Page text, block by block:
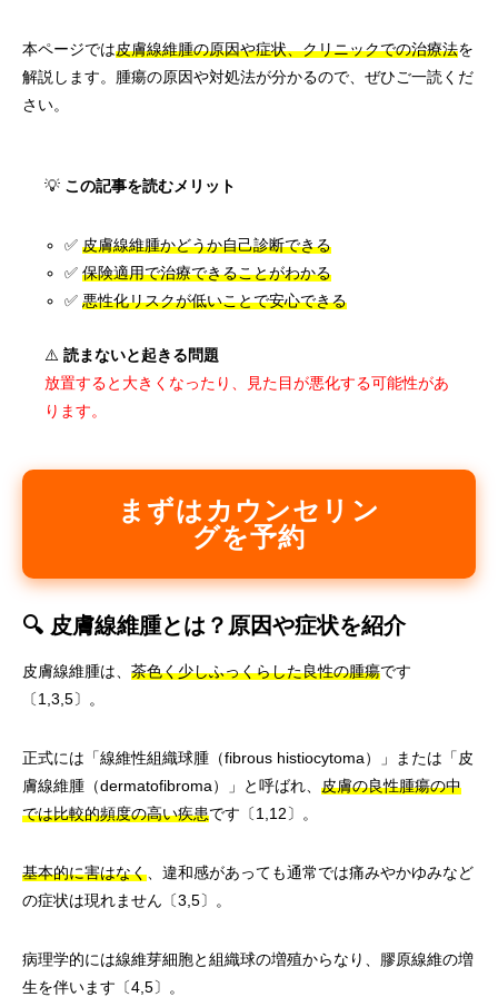
本ページでは皮膚線維腫の原因や症状、クリニックでの治療法を
解説します。腫瘍の原因や対処法が分かるので、ぜひご一読くだ
さい。
💡 この記事を読むメリット
✅皮膚線維腫かどうか自己診断できる
✅保険適用で治療できることがわかる
✅悪性化リスクが低いことで安心できる
⚠️ 読まないと起きる問題
放置すると大きくなったり、見た目が悪化する可能性があ
ります。
まずはカウンセリン
グを予約
🔍 皮膚線維腫とは？原因や症状を紹介
皮膚線維腫は、 茶色く少しふっくらした良性の腫瘍です
〔1,3,5〕。
正式には「線維性組織球腫（fibrous histiocytoma）」または「皮
膚線維腫（dermatofibroma）」と呼ばれ、 皮膚の良性腫瘍の中
では比較的頻度の高い疾患です〔1,12〕。
基本的に害はなく 、違和感があっても通常では痛みやかゆみなど
の症状は現れません〔3,5〕。
病理学的には線維芽細胞と組織球の増殖からなり、膠原線維の増
生を伴います〔4,5〕。